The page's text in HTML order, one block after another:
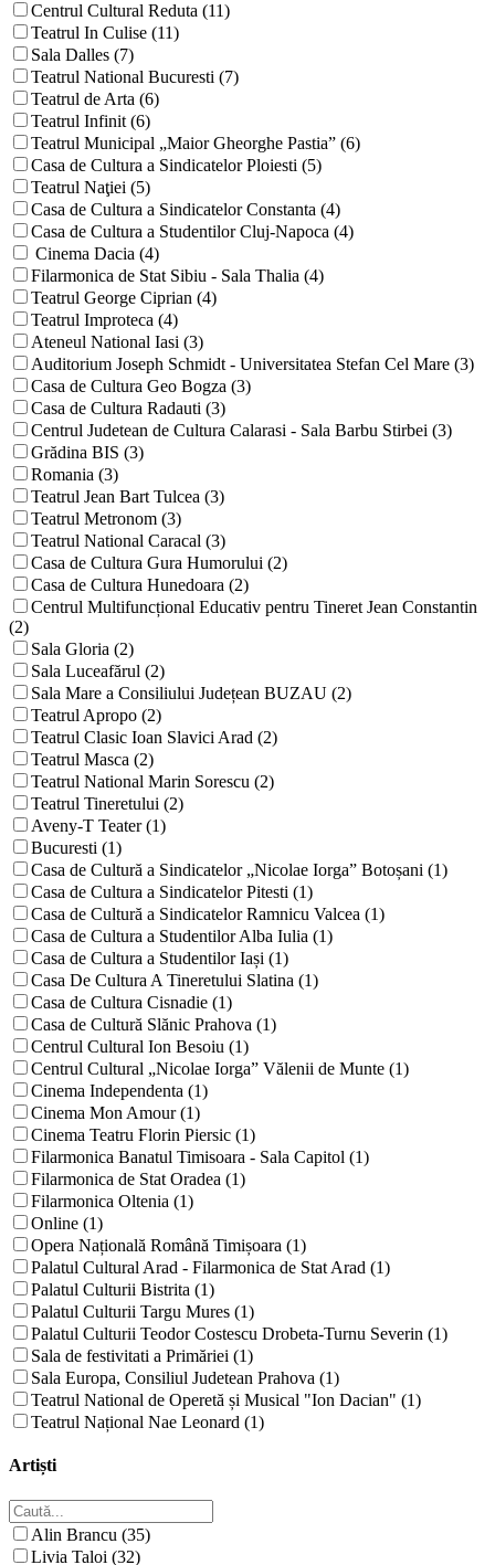
Centrul Cultural Reduta (11)
Teatrul In Culise (11)
Sala Dalles (7)
Teatrul National Bucuresti (7)
Teatrul de Arta (6)
Teatrul Infinit (6)
Teatrul Municipal „Maior Gheorghe Pastia” (6)
Casa de Cultura a Sindicatelor Ploiesti (5)
Teatrul Naţiei (5)
Casa de Cultura a Sindicatelor Constanta (4)
Casa de Cultura a Studentilor Cluj-Napoca (4)
Cinema Dacia (4)
Filarmonica de Stat Sibiu - Sala Thalia (4)
Teatrul George Ciprian (4)
Teatrul Improteca (4)
Ateneul National Iasi (3)
Auditorium Joseph Schmidt - Universitatea Stefan Cel Mare (3)
Casa de Cultura Geo Bogza (3)
Casa de Cultura Radauti (3)
Centrul Judetean de Cultura Calarasi - Sala Barbu Stirbei (3)
Grădina BIS (3)
Romania (3)
Teatrul Jean Bart Tulcea (3)
Teatrul Metronom (3)
Teatrul National Caracal (3)
Casa de Cultura Gura Humorului (2)
Casa de Cultura Hunedoara (2)
Centrul Multifuncțional Educativ pentru Tineret Jean Constantin
(2)
Sala Gloria (2)
Sala Luceafărul (2)
Sala Mare a Consiliului Județean BUZAU (2)
Teatrul Apropo (2)
Teatrul Clasic Ioan Slavici Arad (2)
Teatrul Masca (2)
Teatrul National Marin Sorescu (2)
Teatrul Tineretului (2)
Aveny-T Teater (1)
Bucuresti (1)
Casa de Cultură a Sindicatelor „Nicolae Iorga” Botoșani (1)
Casa de Cultura a Sindicatelor Pitesti (1)
Casa de Cultură a Sindicatelor Ramnicu Valcea (1)
Casa de Cultura a Studentilor Alba Iulia (1)
Casa de Cultura a Studentilor Iași (1)
Casa De Cultura A Tineretului Slatina (1)
Casa de Cultura Cisnadie (1)
Casa de Cultură Slănic Prahova (1)
Centrul Cultural Ion Besoiu (1)
Centrul Cultural „Nicolae Iorga” Vălenii de Munte (1)
Cinema Independenta (1)
Cinema Mon Amour (1)
Cinema Teatru Florin Piersic (1)
Filarmonica Banatul Timisoara - Sala Capitol (1)
Filarmonica de Stat Oradea (1)
Filarmonica Oltenia (1)
Online (1)
Opera Națională Română Timișoara (1)
Palatul Cultural Arad - Filarmonica de Stat Arad (1)
Palatul Culturii Bistrita (1)
Palatul Culturii Targu Mures (1)
Palatul Culturii Teodor Costescu Drobeta-Turnu Severin (1)
Sala de festivitati a Primăriei (1)
Sala Europa, Consiliul Judetean Prahova (1)
Teatrul National de Operetă și Musical "Ion Dacian" (1)
Teatrul Național Nae Leonard (1)
Artiști
Alin Brancu (35)
Livia Taloi (32)